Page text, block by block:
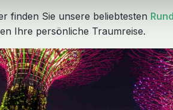
finden Sie unsere beliebtesten
Ihre persönliche Traumreise.